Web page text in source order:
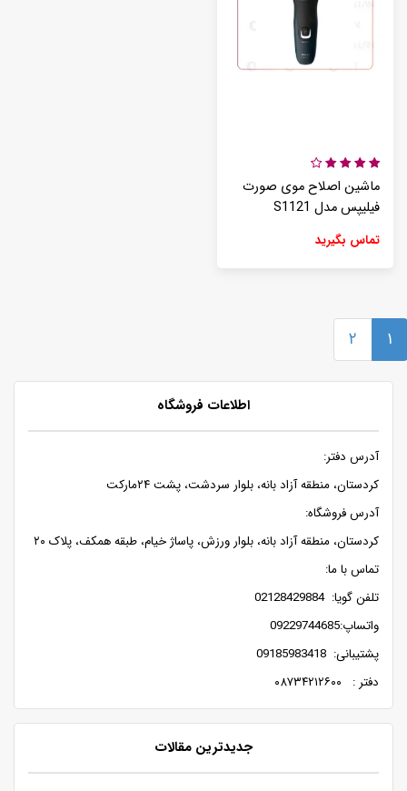
ماشین اصلاح موی صورت
فیلیپس مدل S1121
تماس بگیرید
۱ ۲
اطلاعات فروشگاه
آدرس دفتر:
کردستان، منطقه آزاد بانه، بلوار سردشت، پشت ۲۴مارکت
آدرس فروشگاه:
کردستان، منطقه آزاد بانه، بلوار ورزش، پاساژ خیام، طبقه همکف، پلاک ۲۰
تماس با ما:
تلفن گویا: 02128429884
واتساپ:09229744685
پشتیبانی: 09185983418
دفتر : ۰۸۷۳۴۲۱۲۶۰۰
جدیدترین مقالات